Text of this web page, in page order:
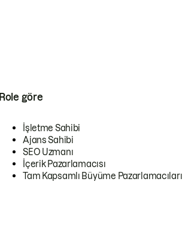
Role göre
İşletme Sahibi
Ajans Sahibi
SEO Uzmanı
İçerik Pazarlamacısı
Tam Kapsamlı Büyüme Pazarlamacıları